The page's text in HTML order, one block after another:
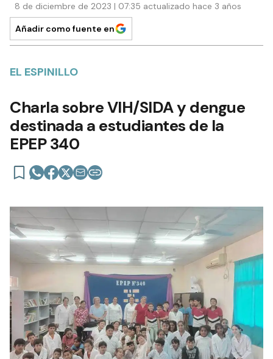
8 de diciembre de 2023 | 07:35 actualizado hace 3 años
Añadir como fuente en
EL ESPINILLO
Charla sobre VIH/SIDA y dengue
destinada a estudiantes de la
EPEP 340